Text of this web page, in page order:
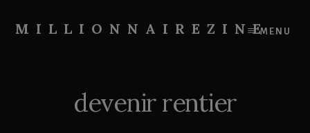
content
primary
MILLIONNAIREZINEMENU
devenir rentier